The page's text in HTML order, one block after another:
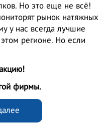
Но это еще не всё!
рынок натяжных
у нас всегда лучшие
регионе. Но если
фирмы.